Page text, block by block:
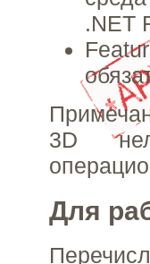
.NET
3D
Для